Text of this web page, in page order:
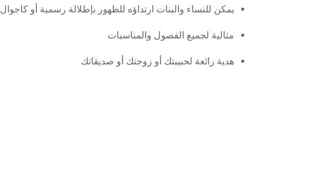
يمكن للنساء والبنات ارتداؤه للظهور بإطلالة رسمية أو كاجوال
مثالية لجميع الفصول والمناسبات
هدية رائعة لحبيبتك أو زوجتك أو صديقاتك